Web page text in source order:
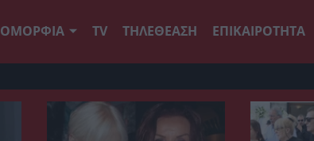
ΟΜΟΡΦΙΑ TV ΤΗΛΕΘΕΑΣΗ ΕΠΙΚΑΙΡΟΤΗΤΑ